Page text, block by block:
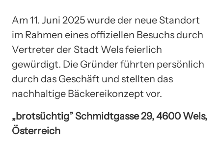
Am 11. Juni 2025 wurde der neue Standort
im Rahmen eines offiziellen Besuchs durch
Vertreter der Stadt Wels feierlich
gewürdigt. Die Gründer führten persönlich
durch das Geschäft und stellten das
nachhaltige Bäckereikonzept vor.
„brotsüchtig” Schmidtgasse 29, 4600 Wels,
Österreich